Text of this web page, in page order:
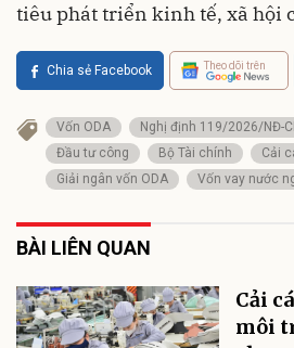
tiêu phát triển kinh tế, xã hội
Chia sẻ Facebook Theo dõi trên
Vốn ODA Nghị định 119/2026/NĐ-
Đầu tư công
Bộ Tài chính
Cải
Giải ngân vốn ODA
Vốn vay nước
BÀI LIÊN QUAN
Cải
môi